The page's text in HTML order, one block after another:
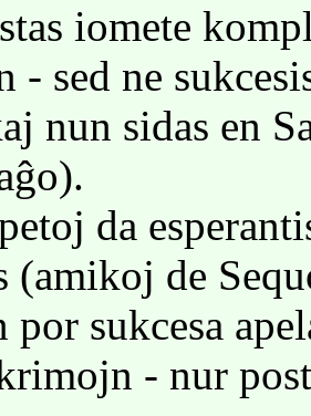
iomete
- sed ne
nun sidas en
da
de
por sukcesa
- nur